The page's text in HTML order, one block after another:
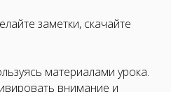
заметки, скачайте
материалами урока.
внимание и